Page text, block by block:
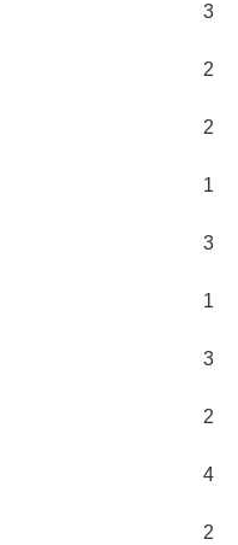
3
2
2
1
3
1
3
2
4
2